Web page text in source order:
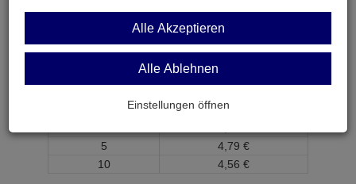
ALS229
FIFO-Speicher 16x 5-Bit DIP20
ab Menge
Preis je Stück
5
4, 79 €
10
4, 56 €
Alle Akzeptieren
Alle Ablehnen
Einstellungen öffnen